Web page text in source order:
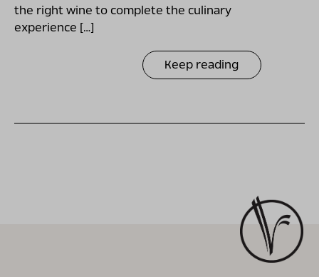
the right wine to complete the culinary
experience […]
Keep reading